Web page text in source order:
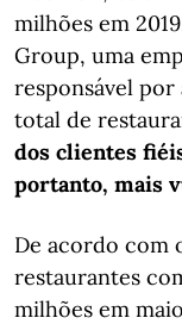
milhões em
Group, uma
responsável por
total de
dos clientes
portanto, mais
De acordo com
restaurantes
milhões em